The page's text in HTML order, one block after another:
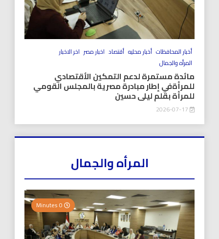
أخبار المحافظات أخبار محليه أقتصاد اخبار مصر اخر الاخبار
المرأه والجمال
مائدة مستمرة لدعم التمكين الأقتصادي
للمرأةفي إطار مبادرة مصرية بالمجلس القومي
للمرأة بقلم ليلى حسين
المرأه والجمال